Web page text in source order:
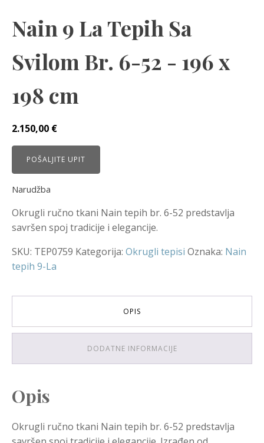
Nain 9 La Tepih Sa
Svilom Br. 6-52 - 196 x
198 cm
2.150,00 €
POŠALJITE UPIT
Narudžba
Okrugli ručno tkani Nain tepih br. 6-52 predstavlja
savršen spoj tradicije i elegancije.
SKU: TEP0759 Kategorija: Okrugli tepisi Oznaka: Nain
tepih 9-La
OPIS
DODATNE INFORMACIJE
Opis
Okrugli ručno tkani Nain tepih br. 6-52 predstavlja